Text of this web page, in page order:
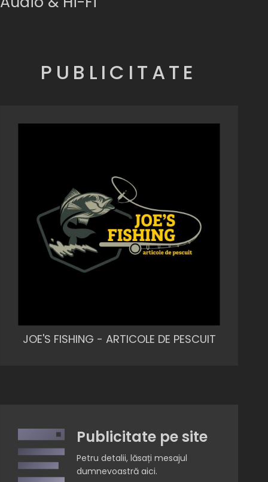
PUBLICITATE
JOE'S FISHING - ARTICOLE DE PESCUIT
Publicitate pe site
Petru detalii, lăsați mesajul
dumnevoastră aici.